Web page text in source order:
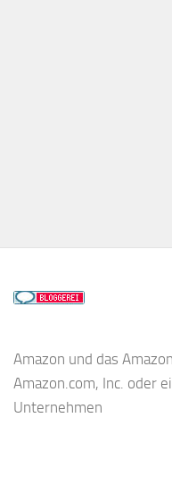
Amazon und das
Amazon.com, Inc. oder
Unternehmen